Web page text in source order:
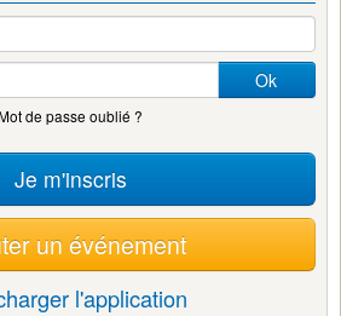
Ok
de passe oublié ?
Je m'inscris
un événement
l'application